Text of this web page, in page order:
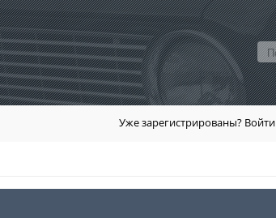
Уже зарегистрированы? Войти